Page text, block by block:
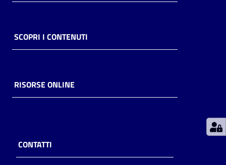
Casa
Piani
storico
per
SCOPRI I CONTENUTI
RISORSE ONLINE
CONTATTI